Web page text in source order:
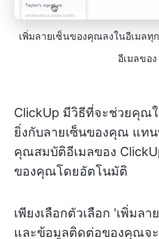
เพิ่มลายเซ็นของคุณลงในอีเมลทุ
อีเมลขอ
ClickUp มีวิธีที่จะช่วยคุณใ
ยิ่งกับลายเซ็นของคุณ แท
คุณสมบัติอีเมลของ
ของคุณโดยอัตโนมัติ
เพียงเลือกตัวเลือก 'เพิ่มล
และข้อมูลติดต่อของคุณจะ